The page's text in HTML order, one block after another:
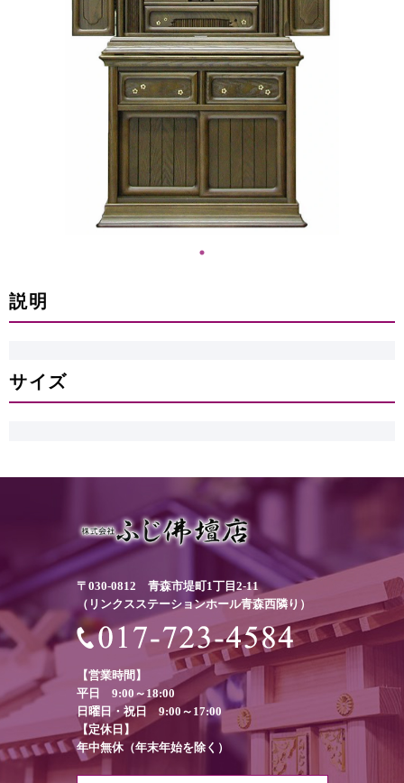
説明
サイズ
〒030-0812 青森市堤町1丁目2-11
（リンクスステーションホール青森西隣り）
【営業時間】
平日 9:00～18:00
日曜日・祝日 9:00～17:00
【定休日】
年中無休（年末年始を除く）